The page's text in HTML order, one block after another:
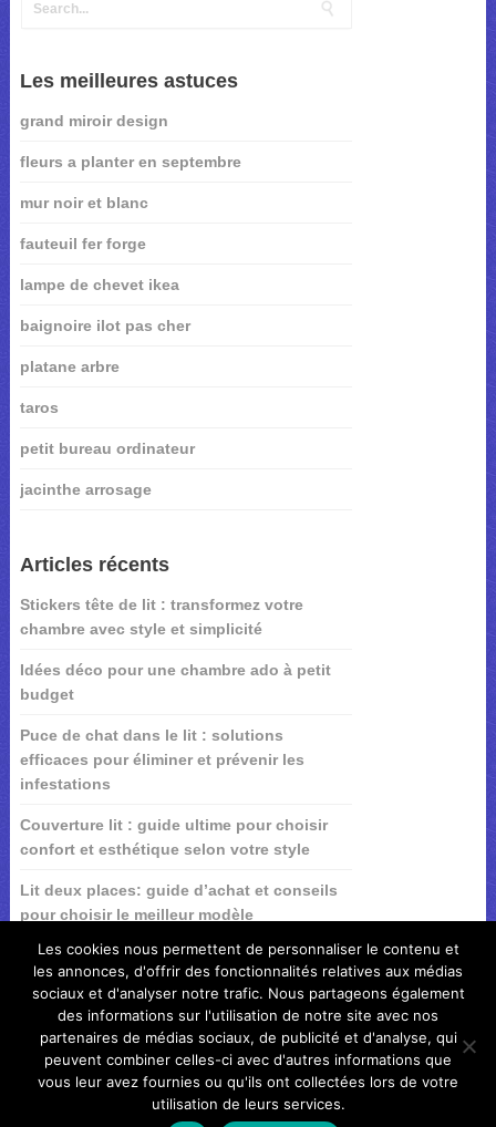
Les meilleures astuces
grand miroir design
fleurs a planter en septembre
mur noir et blanc
fauteuil fer forge
lampe de chevet ikea
baignoire ilot pas cher
platane arbre
taros
petit bureau ordinateur
jacinthe arrosage
Articles récents
Stickers tête de lit : transformez votre
chambre avec style et simplicité
Idées déco pour une chambre ado à petit
budget
Puce de chat dans le lit : solutions
efficaces pour éliminer et prévenir les
infestations
Couverture lit : guide ultime pour choisir
confort et esthétique selon votre style
Lit deux places: guide d’achat et conseils
pour choisir le meilleur modèle
Idee et astuce de la maison Copyright © 2026.
Les cookies nous permettent de personnaliser le contenu et
les annonces, d'offrir des fonctionnalités relatives aux médias
sociaux et d'analyser notre trafic. Nous partageons également
des informations sur l'utilisation de notre site avec nos
partenaires de médias sociaux, de publicité et d'analyse, qui
peuvent combiner celles-ci avec d'autres informations que
vous leur avez fournies ou qu'ils ont collectées lors de votre
utilisation de leurs services.